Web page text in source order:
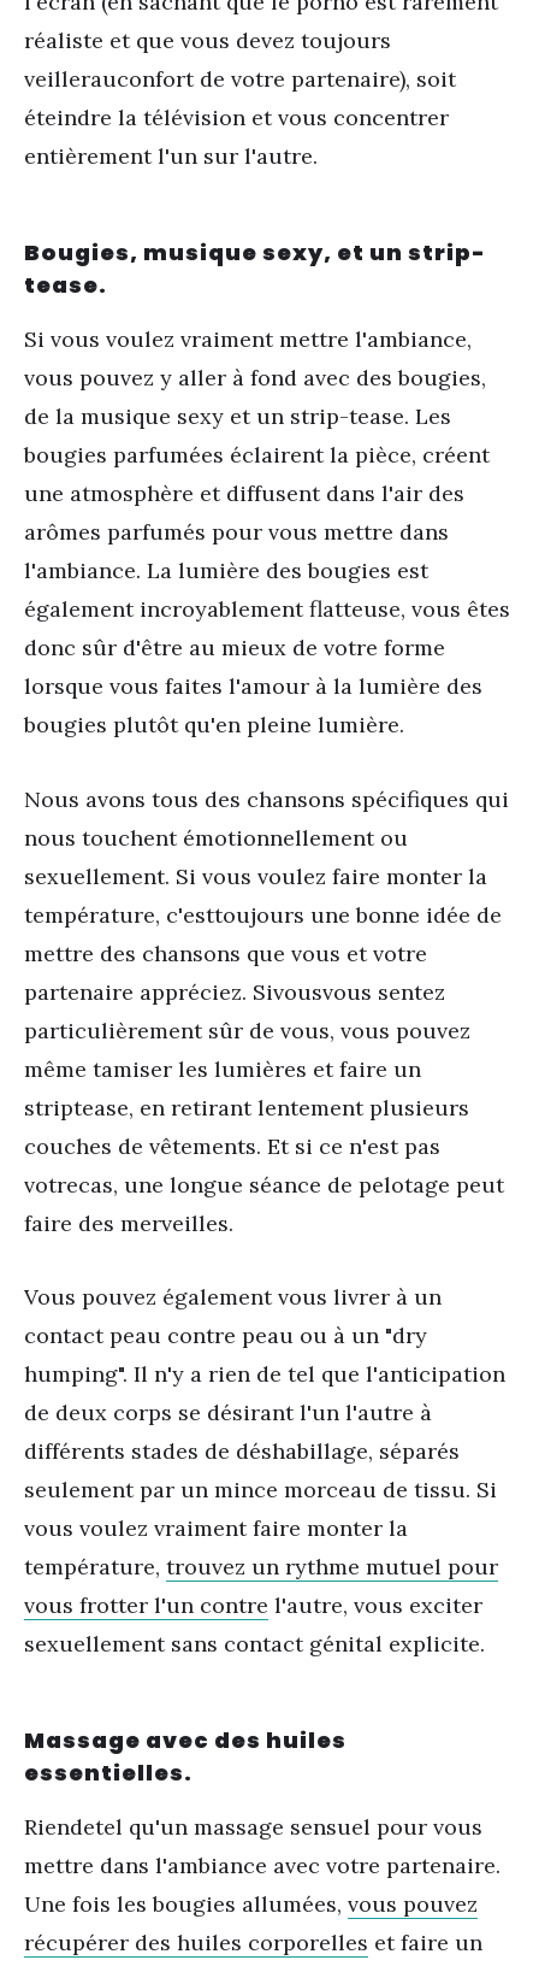
réaliste et que vous devez toujours
veillerauconfort de votre partenaire), soit
éteindre la télévision et vous concentrer
entièrement l'un sur l'autre.
Bougies, musique sexy, et un strip-
tease.
Si vous voulez vraiment mettre l'ambiance,
vous pouvez y aller à fond avec des bougies,
de la musique sexy et un strip-tease. Les
bougies parfumées éclairent la pièce, créent
une atmosphère et diffusent dans l'air des
arômes parfumés pour vous mettre dans
l'ambiance. La lumière des bougies est
également incroyablement flatteuse, vous êtes
donc sûr d'être au mieux de votre forme
lorsque vous faites l'amour à la lumière des
bougies plutôt qu'en pleine lumière.
Nous avons tous des chansons spécifiques qui
nous touchent émotionnellement ou
sexuellement. Si vous voulez faire monter la
température, c'esttoujours une bonne idée de
mettre des chansons que vous et votre
partenaire appréciez. Sivousvous sentez
particulièrement sûr de vous, vous pouvez
même tamiser les lumières et faire un
striptease, en retirant lentement plusieurs
couches de vêtements. Et si ce n'est pas
votrecas, une longue séance de pelotage peut
faire des merveilles.
Vous pouvez également vous livrer à un
contact peau contre peau ou à un "dry
humping". Il n'y a rien de tel que l'anticipation
de deux corps se désirant l'un l'autre à
différents stades de déshabillage, séparés
seulement par un mince morceau de tissu. Si
vous voulez vraiment faire monter la
température, trouvez un rythme mutuel pour
vous frotter l'un contre l'autre, vous exciter
sexuellement sans contact génital explicite.
Massage avec des huiles
essentielles.
Riendetel qu'un massage sensuel pour vous
mettre dans l'ambiance avec votre partenaire.
Une fois les bougies allumées, vous pouvez
récupérer des huiles corporelles et faire un